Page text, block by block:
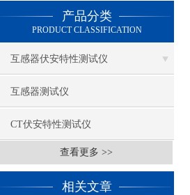
产品分类
PRODUCT CLASSIFICATION
互感器伏安特性测试仪
互感器测试仪
CT伏安特性测试仪
查看更多 >>
相关文章